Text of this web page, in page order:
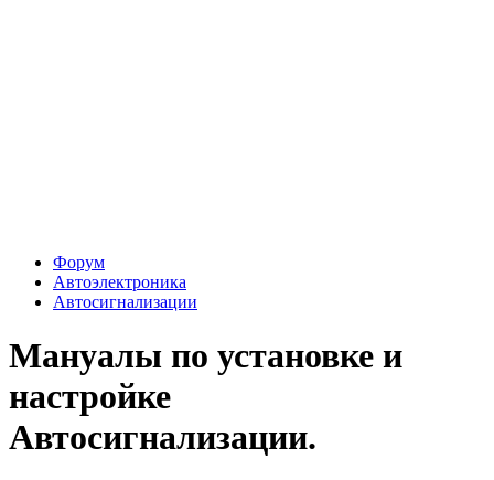
Форум
Автоэлектроника
Автосигнализации
Мануалы по установке и
настройке
Автосигнализации.